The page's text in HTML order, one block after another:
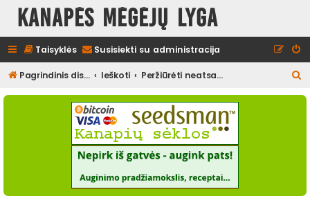
Kanapės mėgėjų lyga
Taisyklės Susisiekti su administracija
Pagrindinis diskusijų puslapis Ieškoti Peržiūrėti neatsakytus pranešimus
e